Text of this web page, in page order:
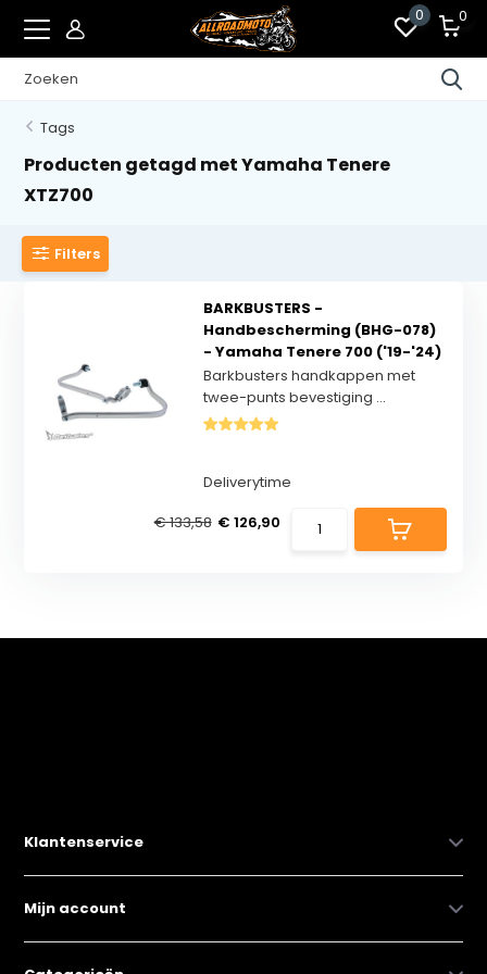
0 0
Tags
Producten getagd met Yamaha Tenere
XTZ700
Filters
BARKBUSTERS -
Handbescherming (BHG-078)
- Yamaha Tenere 700 ('19-'24)
Barkbusters handkappen met
twee-punts bevestiging ...
Deliverytime
€ 133,58 € 126,90
Klantenservice
Mijn account